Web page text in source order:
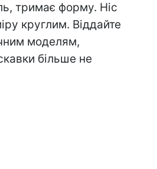
тримає форму. Ніс
круглим. Віддайте
моделям,
більше не